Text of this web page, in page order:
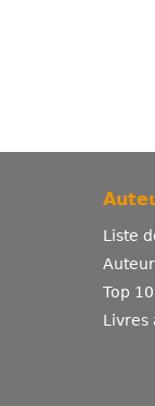
Liste
Top
Livres